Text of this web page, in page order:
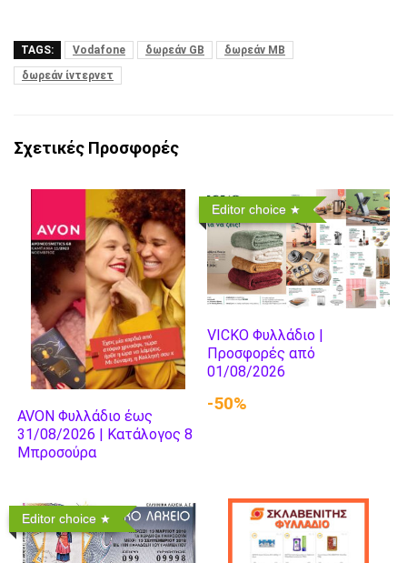
TAGS: Vodafone δωρεάν GB
δωρεάν MB
δωρεάν ίντερνετ
Σχετικές Προσφορές
AVON Φυλλάδιο έως
31/08/2026 | Κατάλογος 8
Μπροσούρα
Editor choice
VICKO Φυλλάδιο |
Προσφορές από
01/08/2026
-50%
Editor choice